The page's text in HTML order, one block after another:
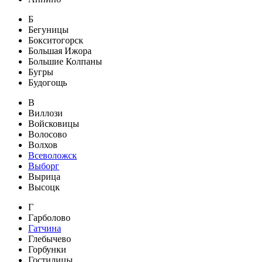
Б
Бегуницы
Бокситогорск
Большая Ижора
Большие Колпаны
Бугры
Будогощь
В
Виллози
Войсковицы
Волосово
Волхов
Всеволожск
Выборг
Вырица
Высоцк
Г
Гарболово
Гатчина
Глебычево
Горбунки
Гостилицы